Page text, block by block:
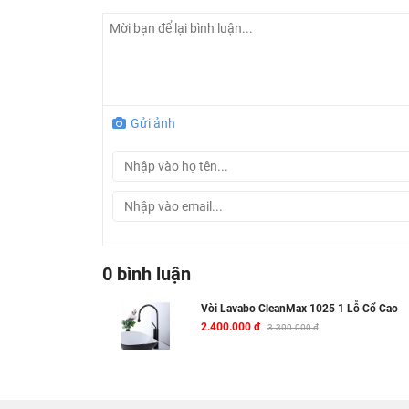
Gửi ảnh
0 bình luận
Vòi Lavabo CleanMax 1025 1 Lỗ Cổ Cao
2.400.000 đ
3.300.000 đ